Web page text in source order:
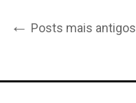
Post
← Posts mais antigos